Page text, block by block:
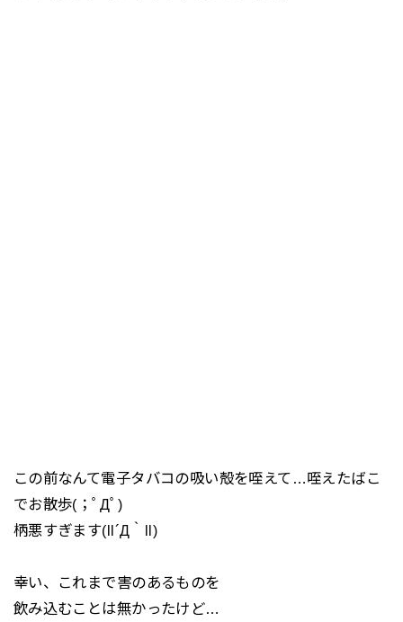
この前なんて電子タバコの吸い殻を咥えて…咥えたばこ
でお散歩(；ﾟДﾟ)
柄悪すぎます(ll´Д｀ll)
幸い、これまで害のあるものを
飲み込むことは無かったけど…